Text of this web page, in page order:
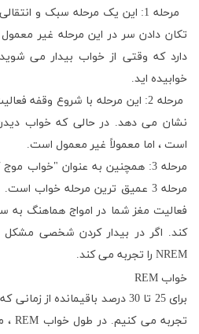
مرحله 1: این یک مرحله سبک و
تکان دادن سر در این مرحله غیر
دارد که وقتی از خواب بیدار می
خوابیده اید.
مرحله 2: این مرحله با شروع وقفه
نشان می دهد. در حالی که خواب دیدن
است ، اما معمولاً غیر معمول است.
مرحله 3: همچنین به عنوان
مرحله 3 عمیق ترین مرحله خواب
فعالیت مغز شما در امواج هماهنگ به
کند. اگر در بیدار کردن شخصی مشکل
NREM را تجربه می کند.
خواب REM
برای 25 تا 30 درصد باقیمانده از زمانی که می خوابیم ، خواب
تجربه می کنیم. در طول خواب REM،